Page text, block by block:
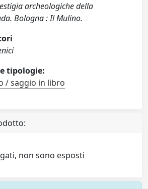
archeologiche della
Bologna : Il Mulino.
tipologie:
/ saggio in libro
non sono esposti